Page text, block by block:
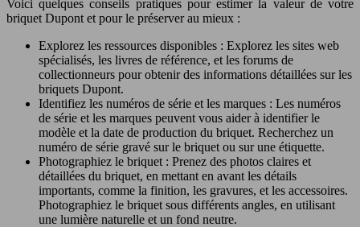
Voici quelques conseils pratiques pour estimer la valeur de votre
briquet Dupont et pour le préserver au mieux :
Explorez les ressources disponibles : Explorez les sites web
spécialisés, les livres de référence, et les forums de
collectionneurs pour obtenir des informations détaillées sur les
briquets Dupont.
Identifiez les numéros de série et les marques : Les numéros
de série et les marques peuvent vous aider à identifier le
modèle et la date de production du briquet. Recherchez un
numéro de série gravé sur le briquet ou sur une étiquette.
Photographiez le briquet : Prenez des photos claires et
détaillées du briquet, en mettant en avant les détails
importants, comme la finition, les gravures, et les accessoires.
Photographiez le briquet sous différents angles, en utilisant
une lumière naturelle et un fond neutre.